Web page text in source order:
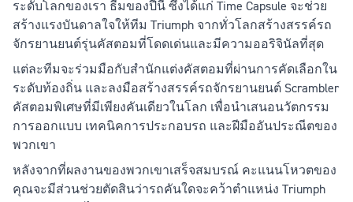
ระดับโลกของเรา ธีมของปีนี้ ซึ่งได้แก่ Time Capsule จะช่วย
สร้างแรงบันดาลใจให้ทีม Triumph จากทั่วโลกสร้างสรรค์รถ
จักรยานยนต์รุ่นคัสตอมที่โดดเด่นและมีความออริจินัลที่สุด
แต่ละทีมจะร่วมมือกับสำนักแต่งคัสตอมที่ผ่านการคัดเลือกใน
ระดับท้องถิ่น และลงมือสร้างสรรค์รถจักรยานยนต์ Scrambler
คัสตอมพิเศษที่มีเพียงคันเดียวในโลก เพื่อนำเสนอนวัตกรรม
การออกแบบ เทคนิคการประกอบรถ และฝีมืออันประณีตของ
พวกเขา
หลังจากที่ผลงานของพวกเขาเสร็จสมบรณ์ คะแนนโหวตของ
คุณจะมีส่วนช่วยตัดสินว่ารถคันใดจะคว้าตำแหน่ง Triumph